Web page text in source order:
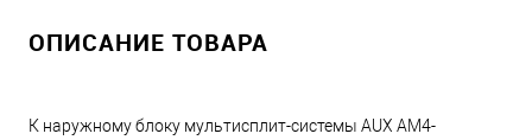
ОПИСАНИЕ ТОВАРА
К наружному блоку мультисплит-системы AUX AM4-